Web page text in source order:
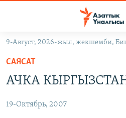
Навигацияга
өтүңүз
Издөөгө
салыңыз
САЯСАТ
ДҮЙНӨ
УКРАИНА
9-Август, 2026-жыл, жекшемби,
САЯСАТ
АЧКА
19-Октябрь, 2007